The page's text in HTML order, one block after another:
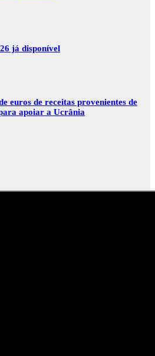
já disponível
euros de receitas provenientes de
apoiar a Ucrânia